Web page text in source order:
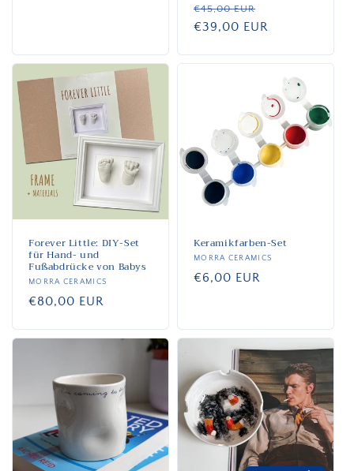
Normaler
Preis
€45,00 EUR
€39,00 EUR
Forever Little: DIY-Set
für Hand- und
Fußabdrücke von Babys
Anbieter:
MORRA CERAMICS
Normaler
€80,00 EUR
Keramikfarben-Set
Anbieter:
MORRA CERAMICS
Normaler
€6,00 EUR